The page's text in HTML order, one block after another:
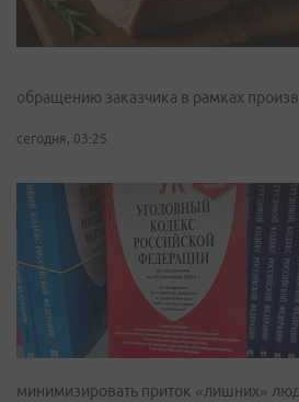
обращению заказчика в рамках
сегодня, 03:25
минимизировать приток «лишних»